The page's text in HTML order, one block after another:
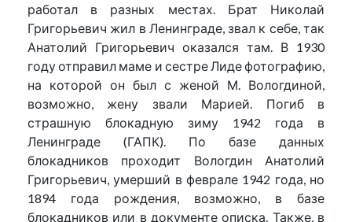
работал в разных местах. Брат Николай
Григорьевич жил в Ленинграде, звал к себе, так
Анатолий Григорьевич оказался там. В 1930
году отправил маме и сестре Лиде фотографию,
на которой он был с женой М. Вологдиной,
возможно, жену звали Марией. Погиб в
страшную блокадную зиму 1942 года в
Ленинграде (ГАПК). По базе данных
блокадников проходит Вологдин Анатолий
Григорьевич, умерший в феврале 1942 года, но
1894 года рождения, возможно, в базе
блокадников или в документе описка. Также, в